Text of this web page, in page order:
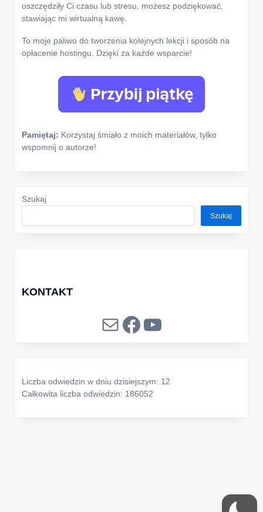
oszczędziły Ci czasu lub stresu, możesz podziękować,
stawiając mi wirtualną kawę.
To moje paliwo do tworzenia kolejnych lekcji i sposób na
opłacenie hostingu. Dzięki za każde wsparcie!
Pamiętaj: Korzystaj śmiało z moich materiałów, tylko
wspomnij o autorze!
Szukaj
Szukaj
KONTAKT
MailFacebook
YouTube
Liczba odwiedzin w dniu dzisiejszym: 12
Całkowita liczba odwiedzin: 186052